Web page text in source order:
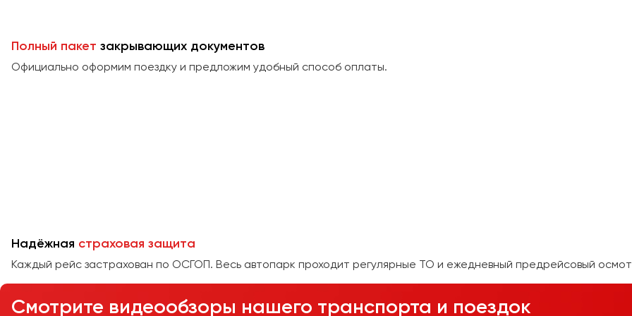
Полный пакет закрывающих документов
Официально оформим поездку и предложим удобный способ оплаты.
Надёжная страховая защита
Каждый рейс застрахован по ОСГОП. Весь автопарк проходит регулярные ТО и ежедневный предрейсовый
Смотрите видеообзоры нашего транспорта и поездок